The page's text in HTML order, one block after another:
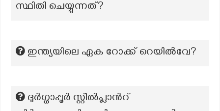
സ്ഥിതി ചെയ്യുന്നത്?
ഇന്ത്യയിലെ ഏക റോക്ക് റെയിൽവേ?
ദുര്‍ഗ്ഗാപ്പൂര്‍ സ്റ്റീല്‍പ്ലാന്‍റ്